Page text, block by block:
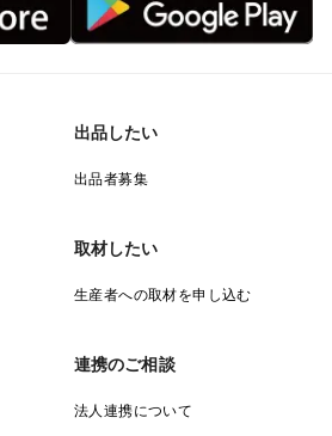
出品したい
出品者募集
取材したい
生産者への取材を申し込む
連携のご相談
法人連携について